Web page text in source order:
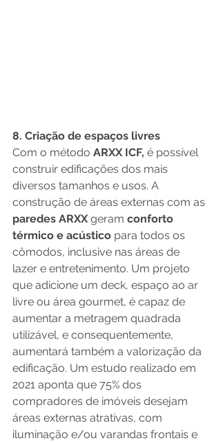
8. Criação de espaços livres
Com o método ARXX ICF, é possível
construir edificações dos mais
diversos tamanhos e usos. A
construção de áreas externas com as
paredes ARXX geram conforto
térmico e acústico para todos os
cômodos, inclusive nas áreas de
lazer e entretenimento. Um projeto
que adicione um deck, espaço ao ar
livre ou área gourmet, é capaz de
aumentar a metragem quadrada
utilizável, e consequentemente,
aumentará também a valorização da
edificação. Um estudo realizado em
2021 aponta que 75% dos
compradores de imóveis desejam
áreas externas atrativas, com
iluminação e/ou varandas frontais e